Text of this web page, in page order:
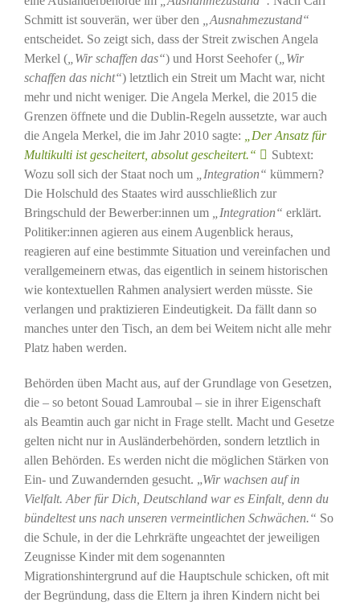
Schmitt ist souverän, wer über den
„Ausnahmezustand“
entscheidet. So zeigt sich, dass der Streit zwischen Angela
Merkel („Wir schaffen das“) und Horst Seehofer („Wir
schaffen das nicht“) letztlich ein Streit um Macht war, nicht
mehr und nicht weniger. Die Angela Merkel, die 2015 die
Grenzen öffnete und die Dublin-Regeln aussetzte, war auch
die Angela Merkel, die im Jahr 2010 sagte:
„Der Ansatz für
Multikulti ist gescheitert, absolut gescheitert.“
Subtext:
Wozu soll sich der Staat noch um
„Integration“ kümmern?
Die Holschuld des Staates wird ausschließlich zur
Bringschuld der Bewerber:innen um
„Integration“ erklärt.
Politiker:innen agieren aus einem Augenblick heraus,
reagieren auf eine bestimmte Situation und vereinfachen und
verallgemeinern etwas, das eigentlich in seinem historischen
wie kontextuellen Rahmen analysiert werden müsste. Sie
verlangen und praktizieren Eindeutigkeit. Da fällt dann so
manches unter den Tisch, an dem bei Weitem nicht alle mehr
Platz haben werden.
Behörden üben Macht aus, auf der Grundlage von Gesetzen,
die – so betont Souad Lamroubal – sie in ihrer Eigenschaft
als Beamtin auch gar nicht in Frage stellt. Macht und Gesetze
gelten nicht nur in Ausländerbehörden, sondern letztlich in
allen Behörden. Es werden nicht die möglichen Stärken von
Ein- und Zuwandernden gesucht. „Wir wachsen auf in
Vielfalt. Aber für Dich, Deutschland war es Einfalt, denn du
bündeltest uns nach unseren vermeintlichen Schwächen.“ So
die Schule, in der die Lehrkräfte ungeachtet der jeweiligen
Zeugnisse Kinder mit dem sogenannten
Migrationshintergrund auf die Hauptschule schicken, oft mit
der Begründung, dass die Eltern ja ihren Kindern nicht bei